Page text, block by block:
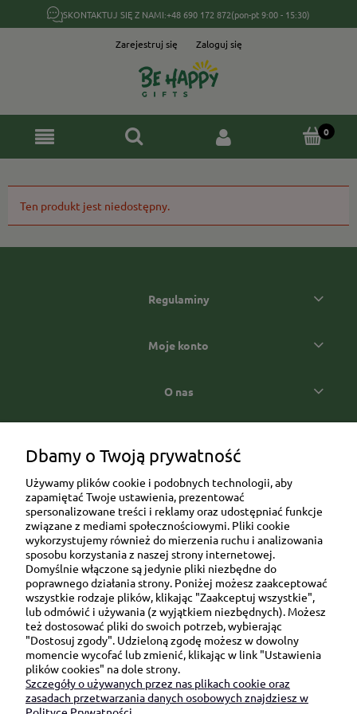
SKONTAKTUJ SIĘ Z NAMI:+48 690 172 872(pon-pt 9:00 - 15:30)
Zarejestruj się Zaloguj się
Ten produkt jest niedostępny.
Regulaminy
Moje konto
O nas
Ul. Brukowa 6/8 lok. 57/58
91-341 Łódź
NIP: 6751510615
SKONTAKTUJ SIĘ Z NAMI:
sklep@be-happygifts.com
+48 690 172 872
Dbamy o Twoją prywatność
Używamy plików cookie i podobnych technologii, aby
zapamiętać Twoje ustawienia, prezentować
spersonalizowane treści i reklamy oraz udostępniać funkcje
związane z mediami społecznościowymi. Pliki cookie
wykorzystujemy również do mierzenia ruchu i analizowania
sposobu korzystania z naszej strony internetowej.
Domyślnie włączone są jedynie pliki niezbędne do
poprawnego działania strony. Poniżej możesz zaakceptować
wszystkie rodzaje plików, klikając "Zaakceptuj wszystkie",
lub odmówić i używania (z wyjątkiem niezbędnych). Możesz
też dostosować pliki do swoich potrzeb, wybierając
"Dostosuj zgody". Udzieloną zgodę możesz w dowolny
momencie wycofać lub zmienić, klikając w link "Ustawienia
plików cookies" na dole strony.
Szczegóły o używanych przez nas plikach cookie oraz
zasadach przetwarzania danych osobowych znajdziesz w